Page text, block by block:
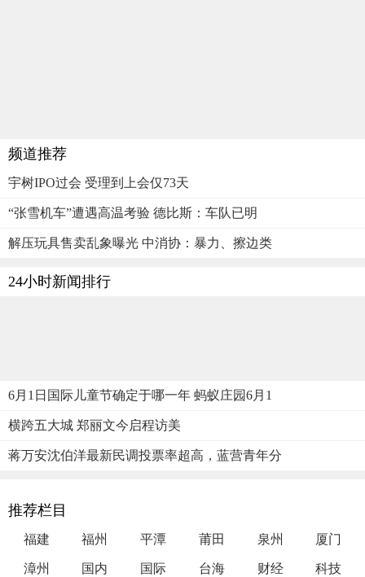
频道推荐
宇树IPO过会 受理到上会仅73天
“张雪机车”遭遇高温考验 德比斯：车队已明
解压玩具售卖乱象曝光 中消协：暴力、擦边类
24小时新闻排行
6月1日国际儿童节确定于哪一年 蚂蚁庄园6月1
横跨五大城 郑丽文今启程访美
蒋万安沈伯洋最新民调投票率超高，蓝营青年分
推荐栏目
福建 福州 平潭 莆田 泉州 厦门
漳州 国内 国际 台海 财经 科技